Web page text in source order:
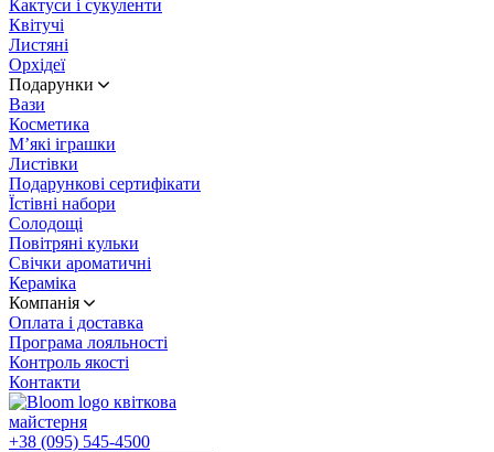
Кактуси і сукуленти
Квітучі
Листяні
Орхідеї
Подарунки
Вази
Косметика
М’які іграшки
Листівки
Подарункові сертифікати
Їстівні набори
Солодощі
Повітряні кульки
Свічки ароматичні
Кераміка
Компанія
Оплата і доставка
Програма лояльності
Контроль якості
Контакти
квіткова
майстерня
+38 (095) 545-4500